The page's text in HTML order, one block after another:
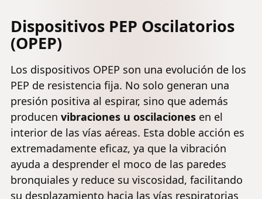
Dispositivos PEP Oscilatorios
(OPEP)
Los dispositivos OPEP son una evolución de los
PEP de resistencia fija. No solo generan una
presión positiva al espirar, sino que además
producen vibraciones u oscilaciones en el
interior de las vías aéreas. Esta doble acción es
extremadamente eficaz, ya que la vibración
ayuda a desprender el moco de las paredes
bronquiales y reduce su viscosidad, facilitando
su desplazamiento hacia las vías respiratorias